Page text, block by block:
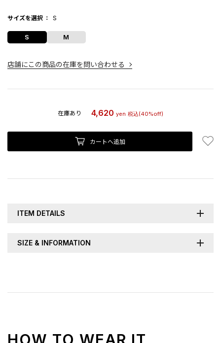
サイズを選択 S
S M
店舗にこの商品の在庫を問い合わせる
在庫あり 4,620 yen 税込(40%off)
カートへ追加
ITEM DETAILS
SIZE & INFORMATION
HOW TO WEAR IT